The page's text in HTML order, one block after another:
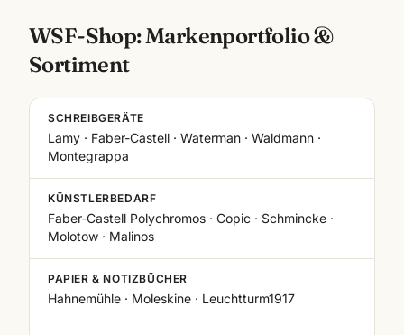
WSF-Shop: Markenportfolio &
Sortiment
SCHREIBGERÄTE
Lamy · Faber-Castell · Waterman · Waldmann ·
Montegrappa
KÜNSTLERBEDARF
Faber-Castell Polychromos · Copic · Schmincke ·
Molotow · Malinos
PAPIER & NOTIZBÜCHER
Hahnemühle · Moleskine · Leuchtturm1917